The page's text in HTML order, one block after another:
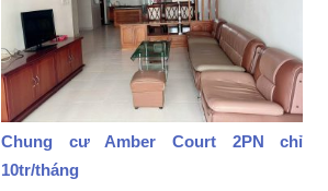
Chung cư Amber Court 2PN chỉ
10tr/tháng